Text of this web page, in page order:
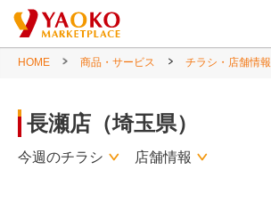
HOME 商品・サービス チラシ・店舗情報
長瀬店（埼玉県）
今週のチラシ 店舗情報